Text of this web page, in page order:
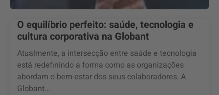
O equilíbrio perfeito: saúde, tecnologia e
cultura corporativa na Globant
Atualmente, a intersecção entre saúde e tecnologia
está redefinindo a forma como as organizações
abordam o bem-estar dos seus colaboradores. A
Globant...